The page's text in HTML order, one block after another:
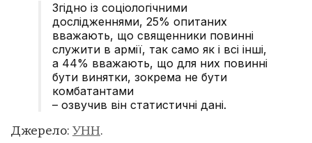
Згідно із соціологічними
дослідженнями, 25% опитаних
вважають, що священники повинні
служити в армії, так само як і всі інші,
а 44% вважають, що для них повинні
бути винятки, зокрема не бути
комбатантами
– озвучив він статистичні дані.
Джерело: УНН.